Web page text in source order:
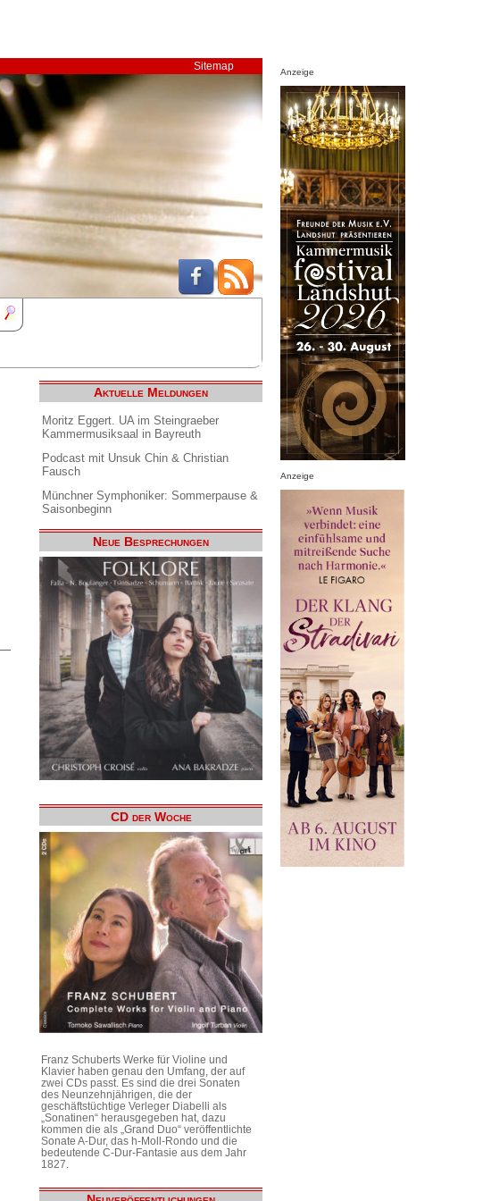
Sitemap
Aktuelle Meldungen
Moritz Eggert. UA im Steingraeber
Kammermusiksaal in Bayreuth
Podcast mit Unsuk Chin & Christian
Fausch
Münchner Symphoniker: Sommerpause &
Saisonbeginn
Neue Besprechungen
CD der Woche
Franz Schuberts Werke für Violine und
Klavier haben genau den Umfang, der auf
zwei CDs passt. Es sind die drei Sonaten
des Neunzehnjährigen, die der
geschäftstüchtige Verleger Diabelli als
„Sonatinen“ herausgegeben hat, dazu
kommen die als „Grand Duo“ veröffentlichte
Sonate A-Dur, das h-Moll-Rondo und die
bedeutende C-Dur-Fantasie aus dem Jahr
1827.
Anzeige
Anzeige